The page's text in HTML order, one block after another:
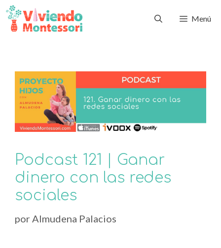
Menú
Podcast 121 | Ganar
dinero con las redes
sociales
por Almudena Palacios